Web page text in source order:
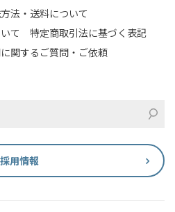
法・送料について
て
特定商取引法に基づく表記
関するご質問・ご依頼
採用情報